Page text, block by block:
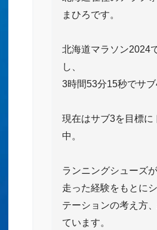
まひろです。
北海道マラソン2024
し、
3時間53分15秒でサブ
現在はサブ3を目標に
中。
ランニングシューズ
走った経験をもとに
テーションの考え方
ています。